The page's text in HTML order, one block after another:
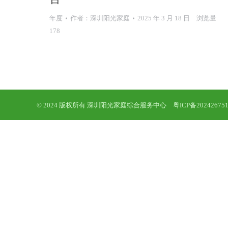
年度 作者： 深圳阳光家庭 2025 年 3 月 18 日
浏览量
178
© 2024 版权所有 深圳阳光家庭综合服务中心 粤ICP备